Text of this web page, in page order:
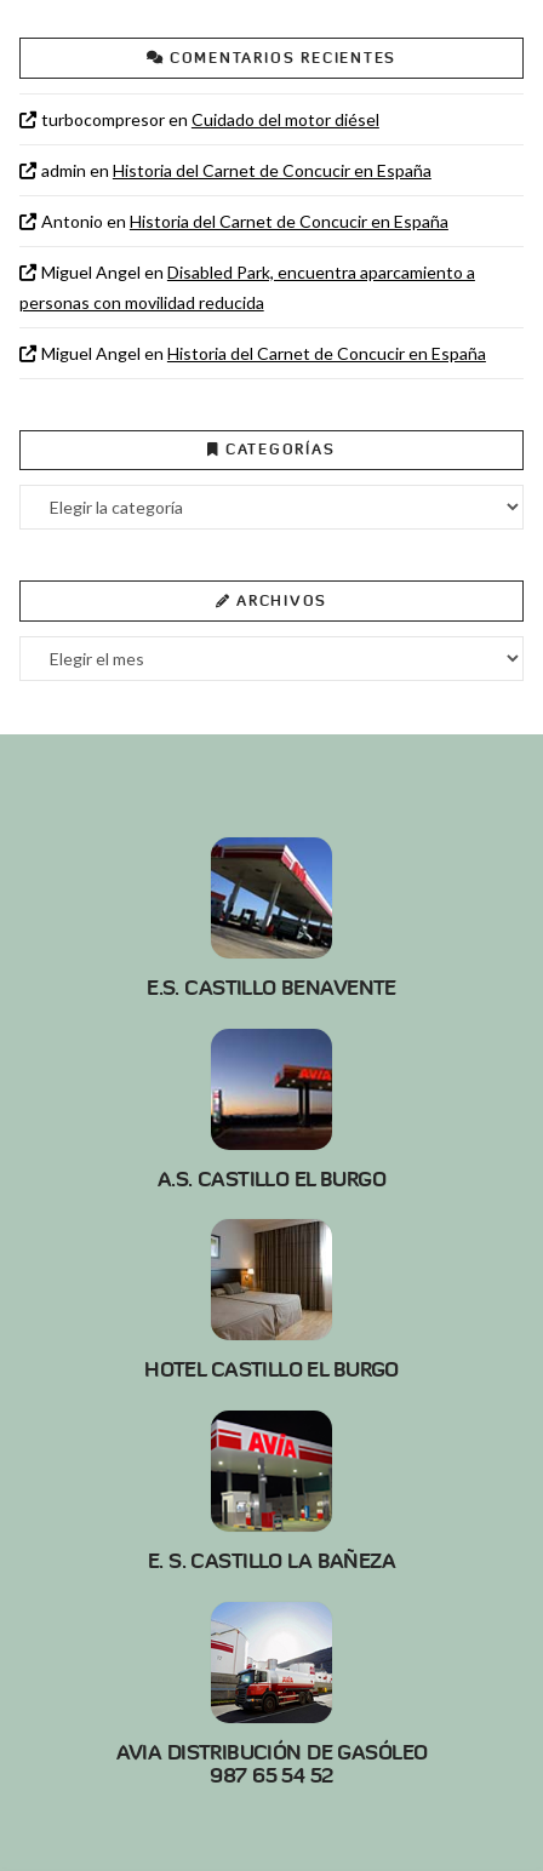
COMENTARIOS RECIENTES
turbocompresoren Cuidado del motor diésel
admin en Historia del Carnet de Concucir en España
Antonio en Historia del Carnet de Concucir en España
Miguel Angel en Disabled Park, encuentra aparcamiento a
personas con movilidad reducida
Miguel Angel en Historia del Carnet de Concucir en España
CATEGORÍAS
Categorías
ARCHIVOS
Archivos
E.S. CASTILLO BENAVENTE
A.S. CASTILLO EL BURGO
HOTEL CASTILLO EL BURGO
E. S. CASTILLO LA BAÑEZA
AVIA DISTRIBUCIÓN DE GASÓLEO
987 65 54 52